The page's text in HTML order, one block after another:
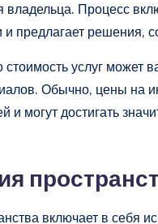
владельца. Процесс
и предлагает решения,
услуг может
Обычно, цены на
и могут достигать
включает в себя